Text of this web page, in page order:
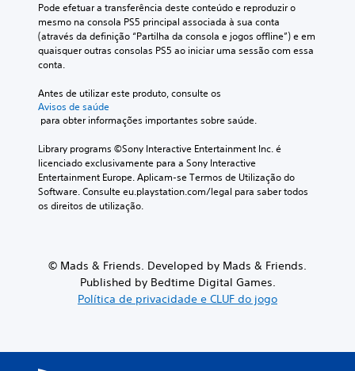
Pode efetuar a transferência deste conteúdo e reproduzir o
mesmo na consola PS5 principal associada à sua conta
(através da definição “Partilha da consola e jogos offline”) e em
quaisquer outras consolas PS5 ao iniciar uma sessão com essa
conta.
Antes de utilizar este produto, consulte os
Avisos de saúde
para obter informações importantes sobre saúde.
Library programs ©Sony Interactive Entertainment Inc. é
licenciado exclusivamente para a Sony Interactive
Entertainment Europe. Aplicam-se Termos de Utilização do
Software. Consulte eu.playstation.com/legal para saber todos
os direitos de utilização.
© Mads & Friends. Developed by Mads & Friends.
Published by Bedtime Digital Games.
Política de privacidade e CLUF do jogo